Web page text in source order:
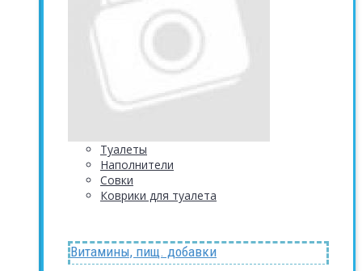
Туалеты
Наполнители
Совки
Коврики для туалета
Витамины, пищ. добавки